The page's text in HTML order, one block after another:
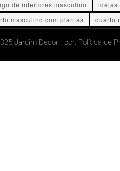
de interiores masculino
ideias
masculino com plantas
quarto
Jardim Decor - por: Política de